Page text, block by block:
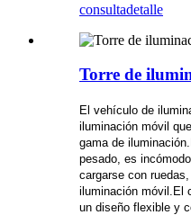
consultadetalle
Torre de
El vehículo de
iluminación móvil
gama de
pesado, es
cargarse con
iluminación móvil.El
un diseño flexible y